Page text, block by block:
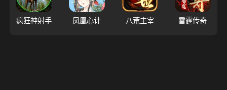
疯狂神射手 凤凰心计 八荒主宰 雷霆传奇